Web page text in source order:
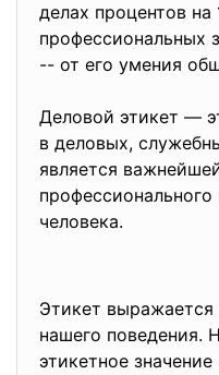
делах процентов на
профессиональных
-- от его умения
Деловой этикет —
в деловых,
является
человека.
Этикет
нашего поведения.
этикетное значение